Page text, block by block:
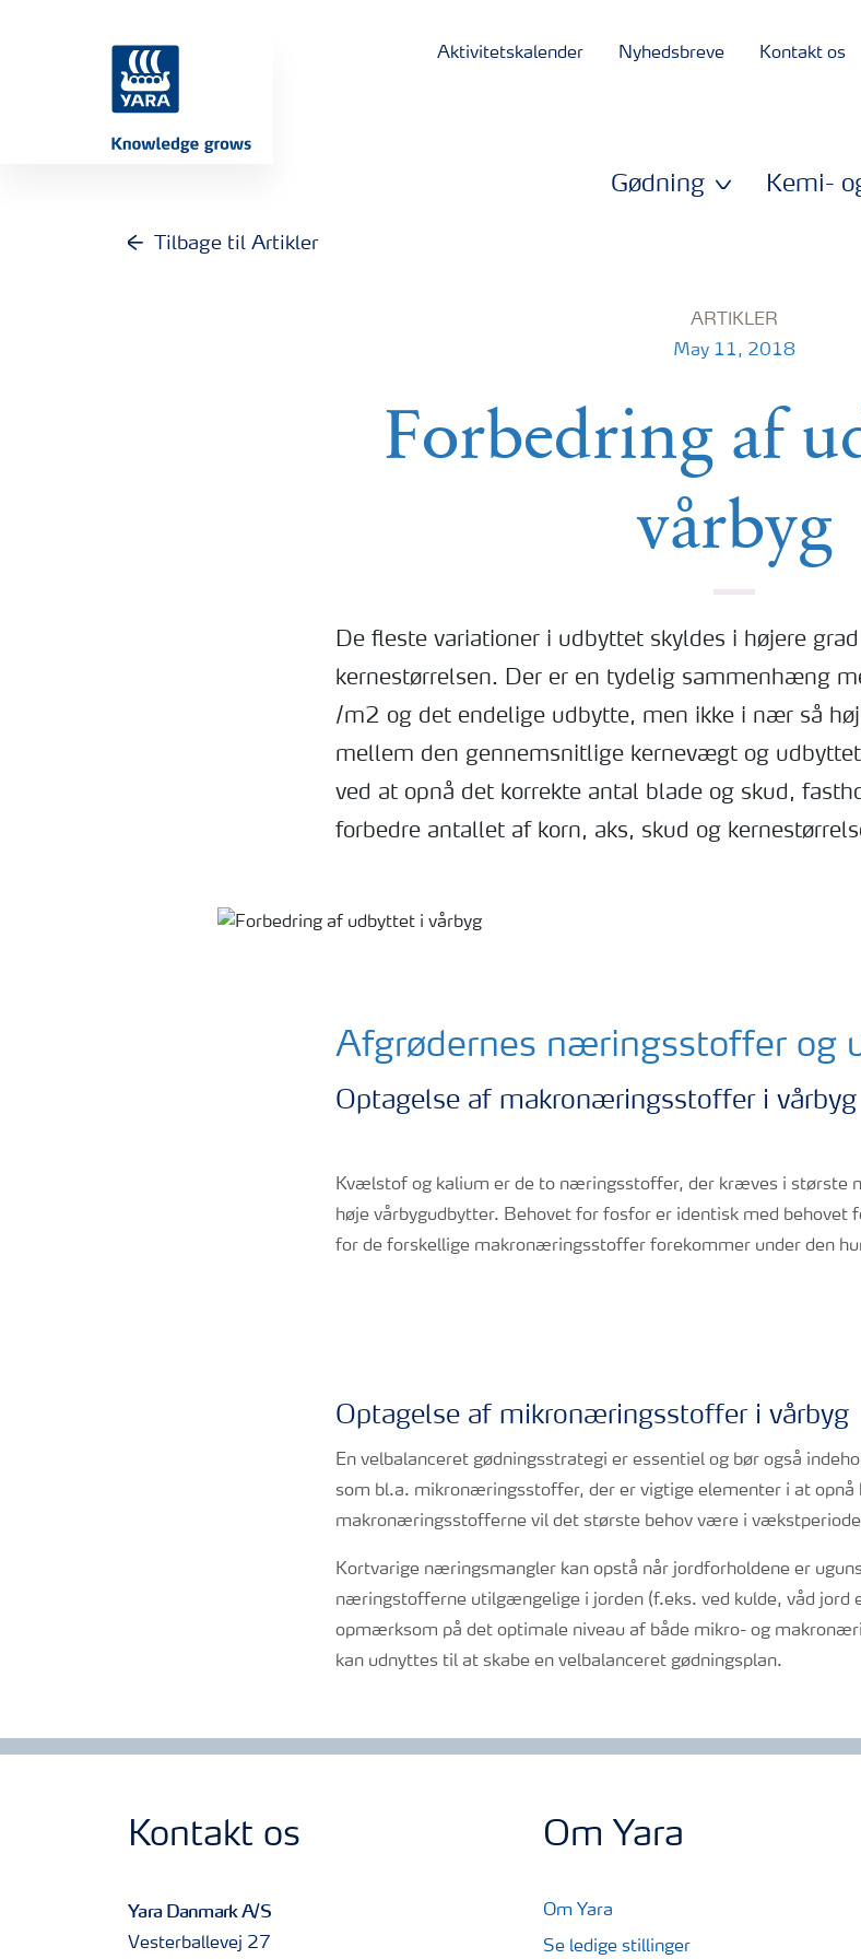
Aktivitetskalender Nyhedsbreve Kontakt os
Gødning Kemi-
Tilbage til Artikler
ARTIKLER
May 11, 2018
Forbedring af
vårbyg
De fleste variationer i udbyttet skyldes i højere
kernestørrelsen. Der er en tydelig sammenhæng
/m2 og det endelige udbytte, men ikke i nær så
mellem den gennemsnitlige kernevægt og
ved at opnå det korrekte antal blade og skud,
forbedre antallet af korn, aks, skud og
Afgrødernes næringsstoffer og
Optagelse af makronæringsstoffer i vårbyg
Kvælstof og kalium er de to næringsstoffer, der kræves i største
høje vårbygudbytter. Behovet for fosfor er identisk med behovet
for de forskellige makronæringsstoffer forekommer under den
Optagelse af mikronæringsstoffer i vårbyg
En velbalanceret gødningsstrategi er essentiel og bør også
som bl.a. mikronæringsstoffer, der er vigtige elementer i at opnå
makronæringsstofferne vil det største behov være i
Kortvarige næringsmangler kan opstå når jordforholdene er
næringstofferne utilgængelige i jorden (f.eks. ved kulde, våd
opmærksom på det optimale niveau af både mikro- og
kan udnyttes til at skabe en velbalanceret gødningsplan.
Kontakt os
Yara Danmark A/S
Vesterballevej 27
Om Yara
Om Yara
Se ledige stillinger